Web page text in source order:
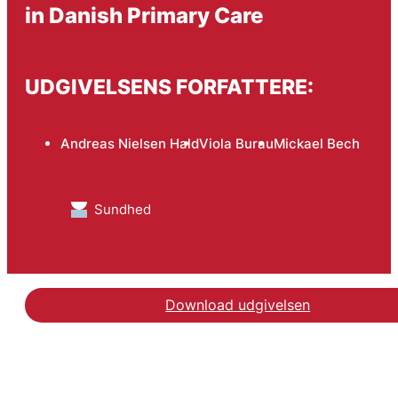
in Danish Primary Care
UDGIVELSENS FORFATTERE:
Andreas Nielsen HaldViola BurauMickael Bech
Sundhed
Download udgivelsen